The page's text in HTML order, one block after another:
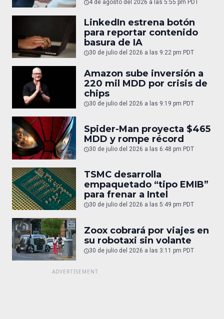
4 de agosto del 2026 a las 5:55 pm PDT
LinkedIn estrena botón
para reportar contenido
basura de IA
30 de julio del 2026 a las 9:22 pm PDT
Amazon sube inversión a
220 mil MDD por crisis de
chips
30 de julio del 2026 a las 9:19 pm PDT
Spider-Man proyecta $465
MDD y rompe récord
30 de julio del 2026 a las 6:48 pm PDT
TSMC desarrolla
empaquetado “tipo EMIB”
para frenar a Intel
30 de julio del 2026 a las 5:49 pm PDT
Zoox cobrará por viajes en
su robotaxi sin volante
30 de julio del 2026 a las 3:11 pm PDT